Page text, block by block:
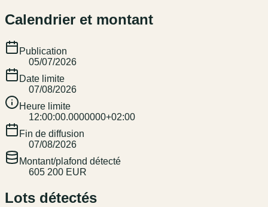
Calendrier et montant
Publication
05/07/2026
Date limite
07/08/2026
Heure limite
12:00:00.0000000+02:00
Fin de diffusion
07/08/2026
Montant/plafond détecté
605 200 EUR
Lots détectés